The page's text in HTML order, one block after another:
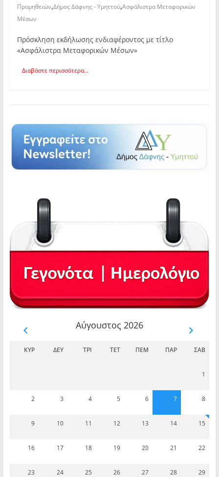
Προμηθειών,Δήμος Δάφνης - Υμηττού,Ασφάλιστρα Μεταφορικών
Μέσων
Πρόσκληση εκδήλωσης ενδιαφέροντος με τίτλο
«Ασφάλιστρα Μεταφορικών Μέσων»
Διαβάστε περισσότερα...
Αύγουστος 2026
ΚΥΡ ΔΕΥ ΤΡΊ ΤΕΤ ΠΈΜ ΠΑΡ ΣΆΒ
1
2 3 4 5 6 7 8
9 10 11 12 13 14 15
16 17 18 19 20 21 22
23 24 25 26 27 28 29